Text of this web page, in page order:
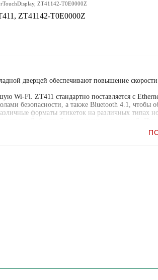
ZT41142-T0E0000Z
ZT41142-T0E0000Z
дверцей обеспечивают повышение
Wi-Fi. ZT411 стандартно поставляется с
безопасности, а также Bluetooth 4.1, чтобы
форматы этикеток на различных типах
​​дверцы и предназначены для